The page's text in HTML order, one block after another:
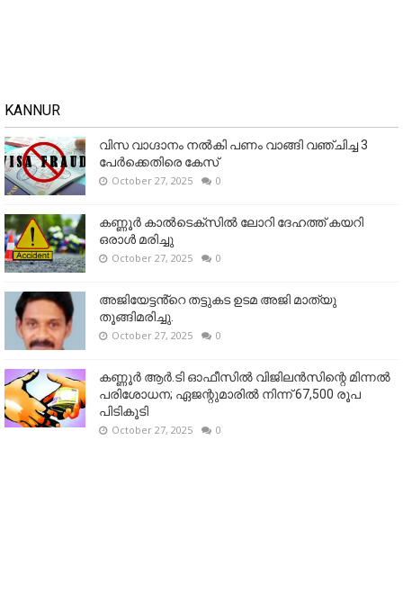
KANNUR
വിസ വാഗ്ദാനം നൽകി പണം വാങ്ങി വഞ്ചിച്ച 3
പേർക്കെതിരെ കേസ്
October 27, 2025 0
കണ്ണൂര്‍ കാല്‍ടെക്‌സില്‍ ലോറി ദേഹത്ത് കയറി
ഒരാള്‍ മരിച്ചു
October 27, 2025 0
അജിയേട്ടൻ്റെ തട്ടുകട ഉടമ അജി മാത്യു
തൂങ്ങിമരിച്ചു.
October 27, 2025 0
കണ്ണൂര്‍ ആര്‍.ടി ഓഫീസില്‍ വിജിലൻസിന്റെ മിന്നല്‍
പരിശോധന; ഏജന്റുമാരില്‍ നിന്ന് 67,500 രൂപ
പിടികൂടി
October 27, 2025 0